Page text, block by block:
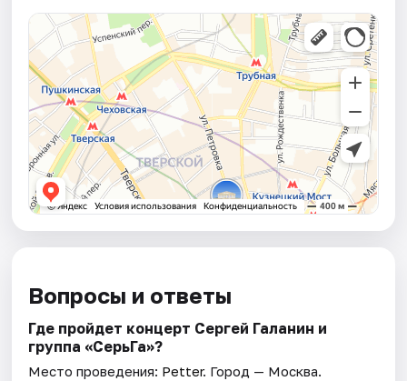
Вопросы и ответы
Где пройдет концерт Сергей Галанин и
группа «СерьГа»?
Место проведения: Petter. Город — Москва.